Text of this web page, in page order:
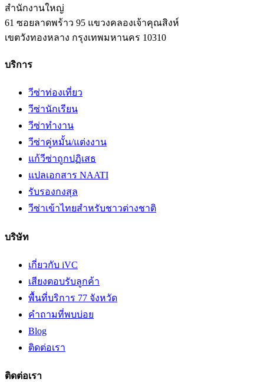
สำนักงานใหญ่
61 ซอยลาดพร้าว 95 แขวงคลองเจ้าคุณสิงห์
เขตวังทองหลาง กรุงเทพมหานคร 10310
บริการ
วีซ่าท่องเที่ยว
วีซ่านักเรียน
วีซ่าทำงาน
วีซ่าคู่หมั้น/แต่งงาน
แก้วีซ่าถูกปฏิเสธ
แปลเอกสาร NAATI
รับรองกงสุล
วีซ่าเข้าไทยสำหรับชาวต่างชาติ
บริษัท
เกี่ยวกับ iVC
เสียงตอบรับลูกค้า
พื้นที่บริการ 77 จังหวัด
คำถามที่พบบ่อย
Blog
ติดต่อเรา
ติดต่อเรา